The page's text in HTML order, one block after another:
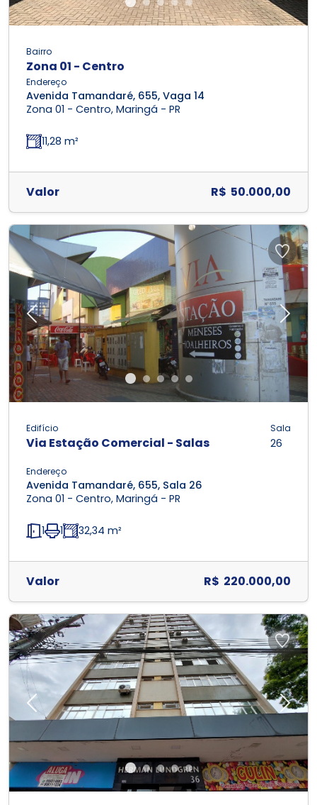
Bairro
Zona 01 - Centro
Endereço
Avenida Tamandaré, 655, Vaga 14
Zona 01 - Centro, Maringá - PR
11,28 m²
Valor R$ 50.000,00
Previous Next
Edifício
Via Estação Comercial - Salas
Sala
26
Endereço
Avenida Tamandaré, 655, Sala 26
Zona 01 - Centro, Maringá - PR
1 1 32,34 m²
Valor R$ 220.000,00
Previous Next